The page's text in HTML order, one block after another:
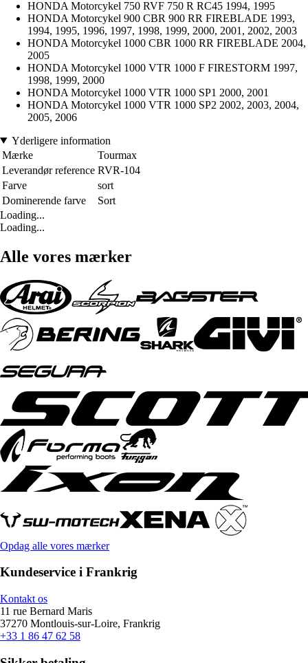
HONDA Motorcykel 750 RVF 750 R RC45 1994, 1995
HONDA Motorcykel 900 CBR 900 RR FIREBLADE 1993,
1994, 1995, 1996, 1997, 1998, 1999, 2000, 2001, 2002, 2003
HONDA Motorcykel 1000 CBR 1000 RR FIREBLADE 2004,
2005
HONDA Motorcykel 1000 VTR 1000 F FIRESTORM 1997,
1998, 1999, 2000
HONDA Motorcykel 1000 VTR 1000 SP1 2000, 2001
HONDA Motorcykel 1000 VTR 1000 SP2 2002, 2003, 2004,
2005, 2006
Yderligere information
Mærke
Tourmax
Leverandør reference RVR-104
Farve
sort
Dominerende farve
Sort
Loading...
Loading...
Alle vores mærker
Opdag alle vores mærker
Kundeservice i Frankrig
Kontakt os
11 rue Bernard Maris
37270 Montlouis-sur-Loire, Frankrig
+33 1 86 47 62 58